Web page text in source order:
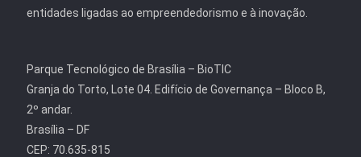
entidades ligadas ao empreendedorismo e à inovação.
Parque Tecnológico de Brasília – BioTIC
Granja do Torto, Lote 04. Edifício de Governança – Bloco B,
2º andar.
Brasília – DF
CEP: 70.635-815